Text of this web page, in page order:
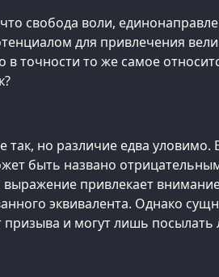
свобода воли,
для привлечения
в точности то же самое
так, но различие едва
быть названо
выражение привлекает
эквивалента. Однако
призыва и могут лишь посылать